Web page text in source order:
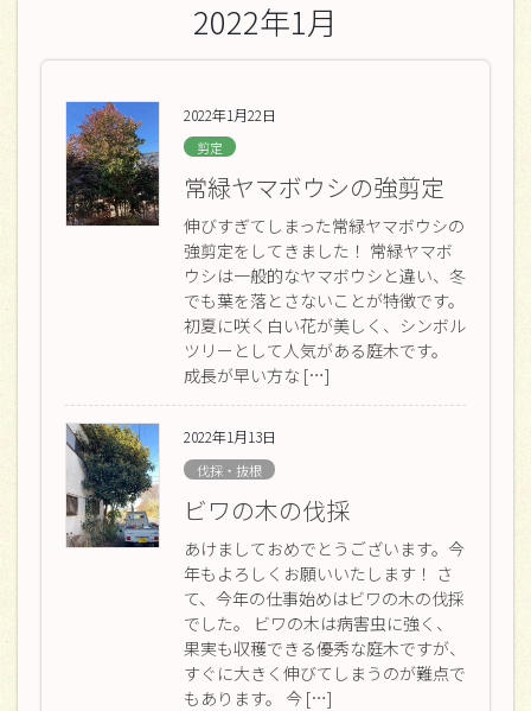
2022年1月
2022年1月22日
剪定
常緑ヤマボウシの強剪定
伸びすぎてしまった常緑ヤマボウシの
強剪定をしてきました！ 常緑ヤマボ
ウシは一般的なヤマボウシと違い、冬
でも葉を落とさないことが特徴です。
初夏に咲く白い花が美しく、シンボル
ツリーとして人気がある庭木です。
成長が早い方な […]
2022年1月13日
伐採・抜根
ビワの木の伐採
あけましておめでとうございます。今
年もよろしくお願いいたします！ さ
て、今年の仕事始めはビワの木の伐採
でした。 ビワの木は病害虫に強く、
果実も収穫できる優秀な庭木ですが、
すぐに大きく伸びてしまうのが難点で
もあります。 今 […]